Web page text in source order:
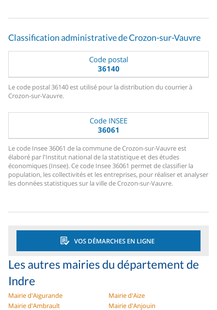
Classification administrative de Crozon-sur-Vauvre
Code postal
36140
Le code postal 36140 est utilisé pour la distribution du courrier à
Crozon-sur-Vauvre.
Code INSEE
36061
Le code Insee 36061 de la commune de Crozon-sur-Vauvre est
élaboré par l'Institut national de la statistique et des études
économiques (Insee). Ce code Insee 36061 permet de classifier la
population, les collectivités et les entreprises, pour réaliser et analyser
les données statistiques sur la ville de Crozon-sur-Vauvre.
VOS DÉMARCHES EN LIGNE
Les autres mairies du département de
Indre
Mairie d'Aigurande
Mairie d'Aize
Mairie d'Ambrault
Mairie d'Anjouin